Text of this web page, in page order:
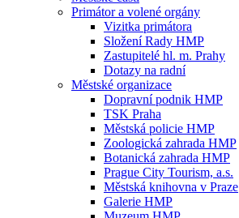
Primátor a volené orgány
Vizitka primátora
Složení Rady HMP
Zastupitelé hl. m. Prahy
Dotazy na radní
Městské organizace
Dopravní podnik HMP
TSK Praha
Městská policie HMP
Zoologická zahrada HMP
Botanická zahrada HMP
Prague City Tourism, a.s.
Městská knihovna v Praze
Galerie HMP